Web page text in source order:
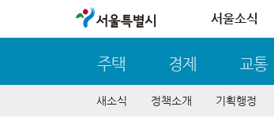
서울특별시 서울소식
주택 경제 교통
새소식 정책소개 기획행정